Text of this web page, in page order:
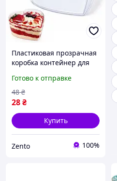
Пластиковая прозрачная
коробка контейнер для
форме сердца 9х8.5х2.5
см для многоразового
использования УЦЕНКА
Готово к отправке
28₴
48 ₴
Купить
Zento 100%